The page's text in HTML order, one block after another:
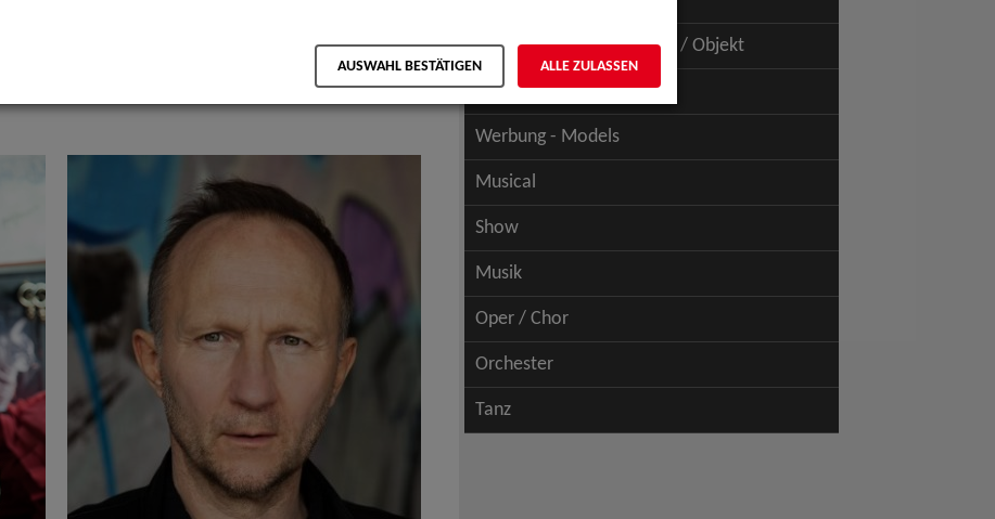
Schauspiel - Figur / Puppe / Objekt
Werbung - Talents
Werbung - Models
Musical
Show
Musik
Oper / Chor
Orchester
Tanz
AUSWAHL BESTÄTIGEN ALLE ZULASSEN